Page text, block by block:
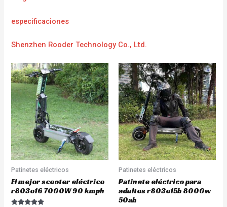
especificaciones
Shenzhen Rooder Technology Co., Ltd.
Patinetes eléctricos
El mejor scooter eléctrico
r803o16 7000W 90 kmph
Patinetes eléctricos
Patinete eléctrico para
adultos r803o15b 8000w
50ah